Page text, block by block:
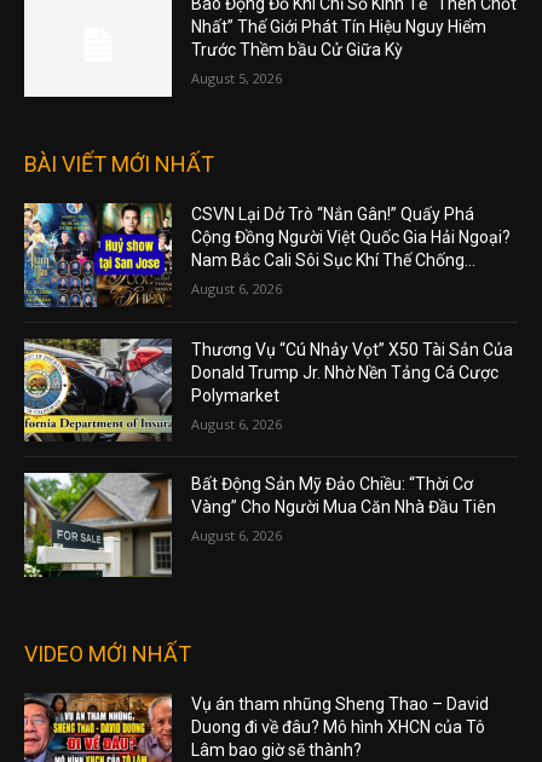
Báo Động Đỏ Khi Chỉ Số Kinh Tế “Then Chốt
Nhất” Thế Giới Phát Tín Hiệu Nguy Hiểm
Trước Thềm bầu Cử Giữa Kỳ
August 5, 2026
BÀI VIẾT MỚI NHẤT
CSVN Lại Dở Trò “Nắn Gân!” Quấy Phá
Cộng Đồng Người Việt Quốc Gia Hải Ngoại?
Nam Bắc Cali Sôi Sục Khí Thế Chống...
August 6, 2026
Thương Vụ “Cú Nhảy Vọt” X50 Tài Sản Của
Donald Trump Jr. Nhờ Nền Tảng Cá Cược
Polymarket
August 6, 2026
Bất Động Sản Mỹ Đảo Chiều: “Thời Cơ
Vàng” Cho Người Mua Căn Nhà Đầu Tiên
August 6, 2026
VIDEO MỚI NHẤT
Vụ án tham nhũng Sheng Thao – David
Duong đi về đâu? Mô hình XHCN của Tô
Lâm bao giờ sẽ thành?